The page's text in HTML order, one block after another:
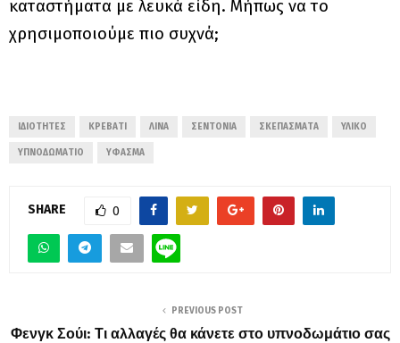
καταστήματα με λευκά είδη. Μήπως να το
χρησιμοποιούμε πιο συχνά;
ΙΔΙΌΤΗΤΕΣ ΚΡΕΒΆΤΙ ΛΙΝΆ ΣΕΝΤΌΝΙΑ ΣΚΕΠΆΣΜΑΤΑ ΥΛΙΚΌ
ΥΠΝΟΔΩΜΆΤΙΟ ΎΦΑΣΜΑ
SHARE 0
PREVIOUS POST
Φενγκ Σούι: Τι αλλαγές θα κάνετε στο υπνοδωμάτιο σας